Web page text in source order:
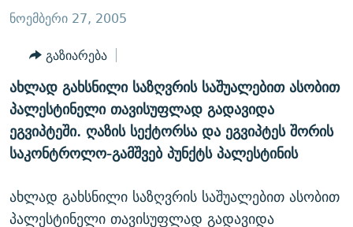
დაბრუნება
ძიებაზე
დაბრუნება
ᲔᲙᲝᲜᲝᲛᲘᲙᲐ
ᲡᲐᲖᲝᲒᲐᲓᲝᲔᲑᲐ
ᲡᲞᲝᲠᲢᲘ
ᲑᲚᲝᲒᲔᲑᲘ
ᲞᲝᲓᲙᲐᲡᲢᲔᲑᲘ
ᲜᲘᲙᲝᲡ ᲞᲝᲓᲙᲐᲡᲢᲘ
60 ᲓᲔᲪᲘᲑᲔᲚᲘ
ᲒᲐᲜᲙᲘᲗᲮᲕᲘᲡ ᲓᲦᲔ
ᲓᲘᲚᲘᲡ ᲡᲐᲣᲑᲠᲔᲑᲘ
ᲛᲝᲚᲐᲞᲐᲠᲐᲙᲔ ᲢᲔᲥᲡᲢᲔᲑᲘ
ᲗᲐᲕᲘᲡᲣᲤᲚᲔᲑᲘᲡ ᲛᲝᲜᲘᲢᲝᲠᲘ
ᲤᲔᲜᲝᲕᲐᲜᲘ - 2.10
ᲗᲥᲕᲔᲜᲘ ᲞᲣᲑᲚᲘᲙᲐᲪᲘᲔᲑᲘ
ᲞᲠᲝᲔᲥᲢᲔᲑᲘ
ᲣᲙᲠᲐᲘᲜᲐᲨᲘ ᲓᲐᲦᲣᲞᲣᲚᲘ ᲥᲐᲠᲗᲕᲔᲚᲘ ᲛᲔᲑᲠᲫᲝᲚᲔᲑᲘ - 2022
ᲓᲐᲛᲝᲣᲙᲘᲓᲔᲑᲚᲝᲑᲘᲡ 100 ᲬᲔᲚᲘ
ᲩᲔᲛᲘ ᲡᲘᲙᲕᲓᲘᲚᲘᲡ ᲛᲘᲖᲔᲖᲘᲐ COVID-19
ЭХО КАВКАЗА
ᲒᲐᲛᲝᲘᲬᲔᲠᲔ
ნოემბერი 27, 2005
გაზიარება
ახლად გახსნილი საზღვრის საშუალებით ასობით
პალესტინელი თავისუფლად გადავიდა
ეგვიპტეში. ღაზის სექტორსა და ეგვიპტეს შორის
საკონტროლო-გამშვებ პუნქტს პალესტინის
ახლად გახსნილი საზღვრის საშუალებით ასობით
პალესტინელი თავისუფლად გადავიდა